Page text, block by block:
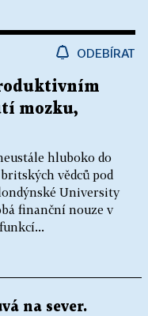
ODEBÍRAT
mozku,
hluboko do
vědců pod
University
finanční nouze v
na sever.